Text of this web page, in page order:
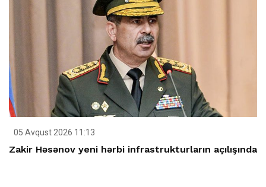
05 Avqust 2026 11:13
Zakir Həsənov yeni hərbi infrastrukturların açılışında